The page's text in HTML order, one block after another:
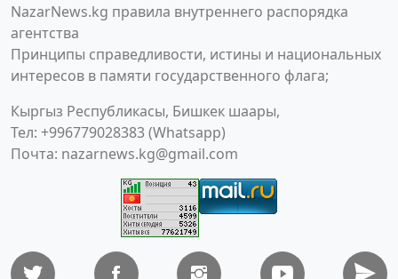
NazarNews.kg правила внутреннего распорядка
агентства
Принципы справедливости, истины и национальных
интересов в памяти государственного флага;
Кыргыз Республикасы, Бишкек шаары,
Тел: +996779028383 (Whatsapp)
Почта: nazarnews.kg@gmail.com